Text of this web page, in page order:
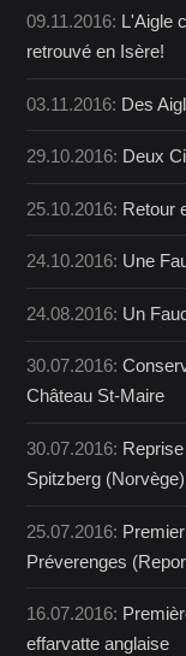
09.11.2016: L'Aigle
retrouvé en Isère!
03.11.2016: Des
29.10.2016: Deux
25.10.2016: Retour
24.10.2016: Une
24.08.2016: Un
30.07.2016:
Château St-Maire
30.07.2016:
Spitzberg (Norvège)
25.07.2016:
Préverenges
16.07.2016:
effarvatte anglaise